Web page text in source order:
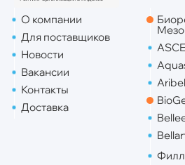
О компании
Для поставщиков
Новости
Вакансии
Контакты
Доставка
ASCE